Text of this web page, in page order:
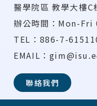
醫學院區 教學大樓
辦公時間：Mon-
TEL：886-7-
EMAIL：
聯絡我們